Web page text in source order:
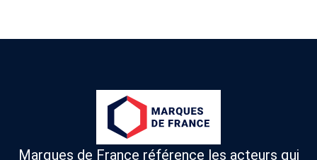
Marques de France référence les acteurs qui